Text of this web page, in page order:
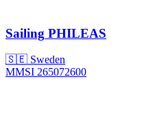
Sailing PHILEAS
🇸🇪 Sweden
MMSI 265072600